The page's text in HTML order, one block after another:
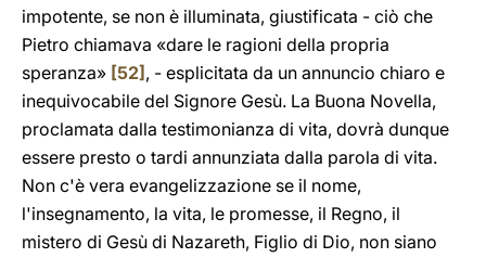
impotente, se non è illuminata, giustificata - ciò che
Pietro chiamava «dare le ragioni della propria
speranza» [52] , - esplicitata da un annuncio chiaro e
inequivocabile del Signore Gesù. La Buona Novella,
proclamata dalla testimonianza di vita, dovrà dunque
essere presto o tardi annunziata dalla parola di vita.
Non c'è vera evangelizzazione se il nome,
l'insegnamento, la vita, le promesse, il Regno, il
mistero di Gesù di Nazareth, Figlio di Dio, non siano